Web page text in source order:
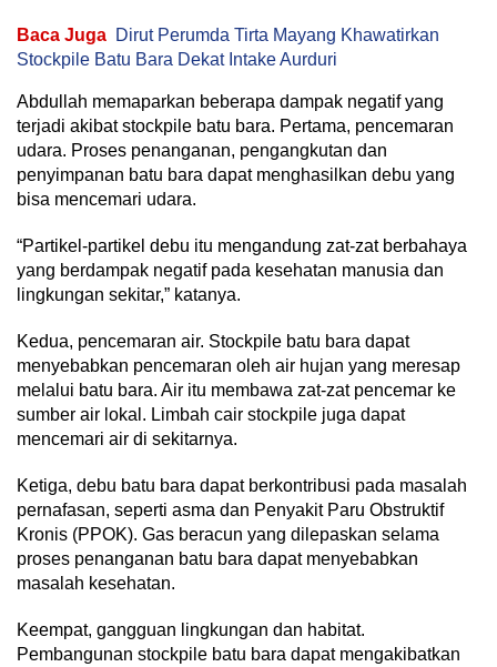
Baca Juga Dirut Perumda Tirta Mayang Khawatirkan
Stockpile Batu Bara Dekat Intake Aurduri
Abdullah memaparkan beberapa dampak negatif yang
terjadi akibat stockpile batu bara. Pertama, pencemaran
udara. Proses penanganan, pengangkutan dan
penyimpanan batu bara dapat menghasilkan debu yang
bisa mencemari udara.
“Partikel-partikel debu itu mengandung zat-zat berbahaya
yang berdampak negatif pada kesehatan manusia dan
lingkungan sekitar,” katanya.
Kedua, pencemaran air. Stockpile batu bara dapat
menyebabkan pencemaran oleh air hujan yang meresap
melalui batu bara. Air itu membawa zat-zat pencemar ke
sumber air lokal. Limbah cair stockpile juga dapat
mencemari air di sekitarnya.
Ketiga, debu batu bara dapat berkontribusi pada masalah
pernafasan, seperti asma dan Penyakit Paru Obstruktif
Kronis (PPOK). Gas beracun yang dilepaskan selama
proses penanganan batu bara dapat menyebabkan
masalah kesehatan.
Keempat, gangguan lingkungan dan habitat.
Pembangunan stockpile batu bara dapat mengakibatkan